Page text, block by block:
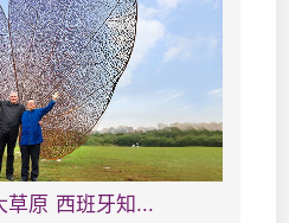
草原 西班牙知...